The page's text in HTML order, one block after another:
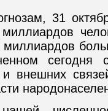
31
миллиардов
внешних